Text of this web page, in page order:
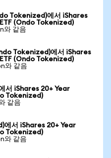
Tokenized)에서 iShares
(Ondo Tokenized)
와 같음
Tokenized)에서 iShares
(Ondo Tokenized)
와 같음
서 iShares 20+ Year
Tokenized)
같음
에서 iShares 20+ Year
Tokenized)
와 같음